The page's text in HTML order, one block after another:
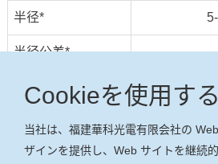
半径*
半径公差*
直径公差
厚さ公差
偏芯* ≤
Cookieを使用する
当社は、福建華科光電有限会社の
ザインを提供し、Web サイトを継続